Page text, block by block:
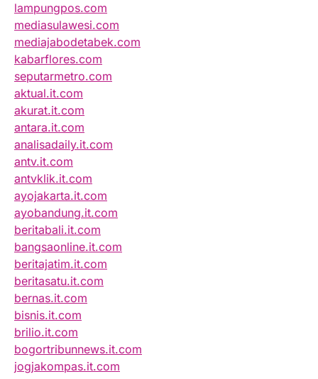
lampungpos.com
mediasulawesi.com
mediajabodetabek.com
kabarflores.com
seputarmetro.com
aktual.it.com
akurat.it.com
antara.it.com
analisadaily.it.com
antv.it.com
antvklik.it.com
ayojakarta.it.com
ayobandung.it.com
beritabali.it.com
bangsaonline.it.com
beritajatim.it.com
beritasatu.it.com
bernas.it.com
bisnis.it.com
brilio.it.com
bogortribunnews.it.com
jogjakompas.it.com